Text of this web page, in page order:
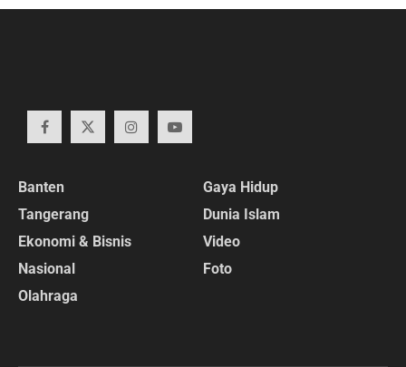
Banten
Tangerang
Ekonomi & Bisnis
Nasional
Olahraga
Gaya Hidup
Dunia Islam
Video
Foto